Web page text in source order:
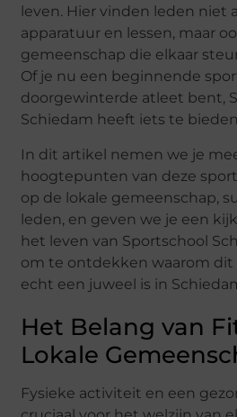
leven. Hier vinden leden niet
apparatuur en lessen, maar
gemeenschap die elkaar
Of je nu een beginnende
doorgewinterde atleet bent,
Schiedam heeft iets te
In dit artikel nemen we je
hoogtepunten van deze
op de lokale gemeenschap,
leden, en geven we je een
het leven van Sportschool
om te ontdekken waarom
echt een juweel is in
Het Belang van
Lokale
Fysieke activiteit en een